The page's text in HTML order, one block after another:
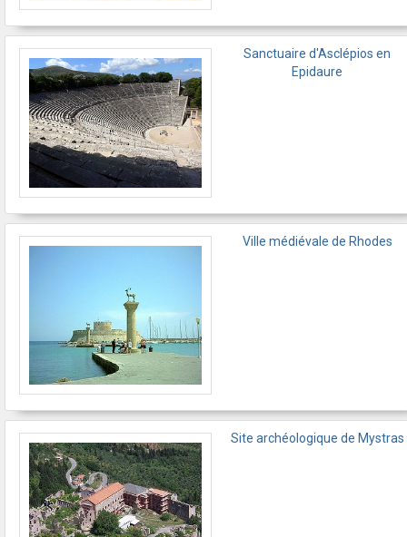
Sanctuaire d'Asclépios en
Epidaure
Ville médiévale de Rhodes
Site archéologique de Mystras